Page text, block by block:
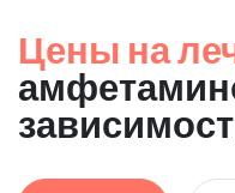
Цены на